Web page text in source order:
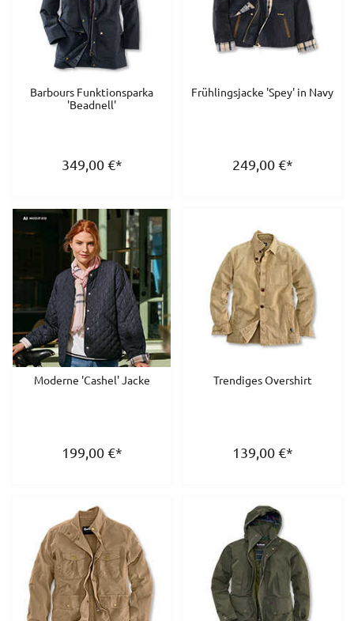
Barbours Funktionsparka
'Beadnell'
349,00€*
Frühlingsjacke 'Spey' in Navy
249,00€*
Moderne 'Cashel' Jacke
199,00€*
Trendiges Overshirt
139,00€*